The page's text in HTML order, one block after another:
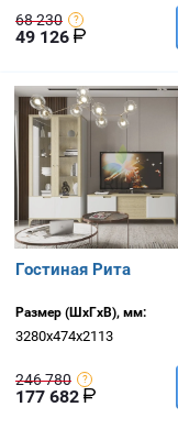
68 230
49 126
Гостиная Рита
Размер (ШхГхВ), мм:
3280х474х2113
246 780
177 682